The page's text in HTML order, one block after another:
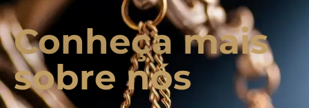
Conheça mais
sobre nós